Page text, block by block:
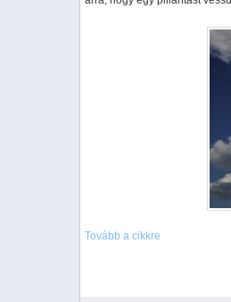
Tovább a cikkre